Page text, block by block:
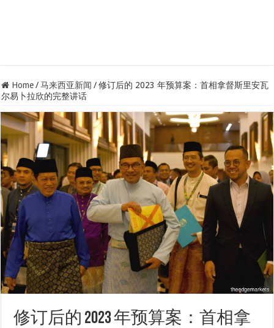
Home / 马来西亚新闻 / 修订后的 2023 年预算案：首相拿督斯里安瓦
尔易卜拉欣的完整讲话
修订后的 2023 年预算案：首相拿